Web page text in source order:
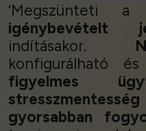
‘Megszünteti
igénybevételt
indításakor.
konfigurálható
figyelmes
stresszmentesség
gyorsabban